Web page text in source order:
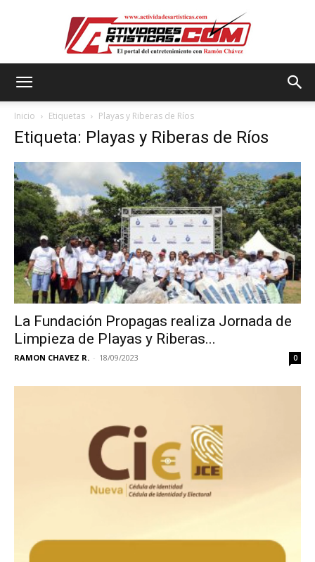
Inicio Etiquetas Playas y Riberas de Ríos
Etiqueta: Playas y Riberas de Ríos
La Fundación Propagas realiza Jornada de
Limpieza de Playas y Riberas...
RAMON CHAVEZ R. - 18/09/2023 0